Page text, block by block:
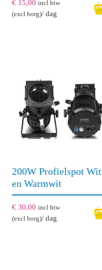
€ 15,00 incl btw
(excl borg)/ dag
200W Profielspot Wit
en Warmwit
€ 30,00 incl btw
(excl borg)/ dag